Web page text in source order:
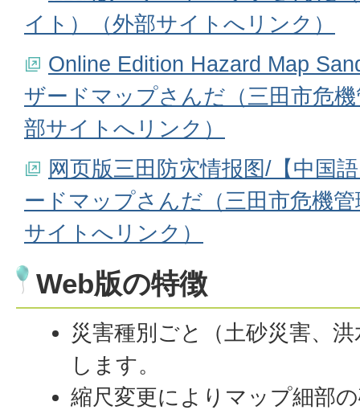
イト）（外部サイトへリンク）
Online Edition Hazard Map
ザードマップさんだ（三田市危
部サイトへリンク）
网页版三田防灾情报图/【中国
ードマップさんだ（三田市危機
サイトへリンク）
Web版の特徴
災害種別ごと（土砂災害、
します。
縮尺変更によりマップ細部